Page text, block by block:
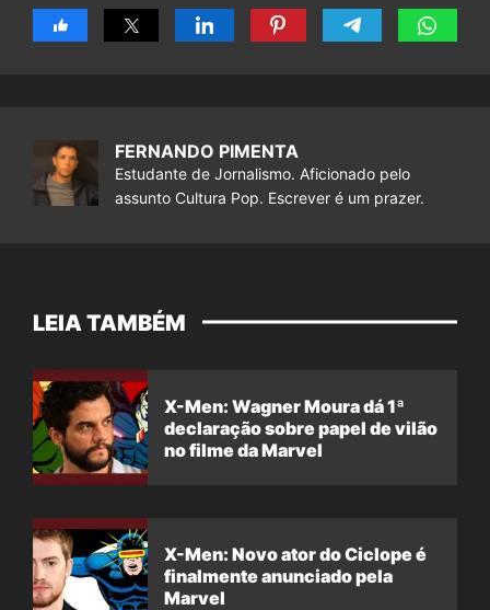
FERNANDO PIMENTA
Estudante de Jornalismo. Aficionado pelo
assunto Cultura Pop. Escrever é um prazer.
LEIA TAMBÉM
X-Men: Wagner Moura dá 1ª
declaração sobre papel de vilão
no filme da Marvel
X-Men: Novo ator do Ciclope é
finalmente anunciado pela
Marvel